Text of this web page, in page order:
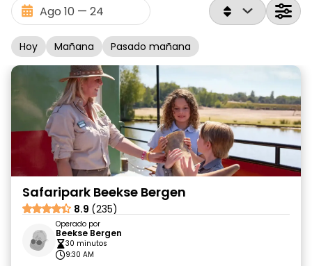
Hoy Mañana Pasado mañana
Safaripark Beekse Bergen
8.9 (235)
Operado por
Beekse Bergen
30 minutos
9:30 AM